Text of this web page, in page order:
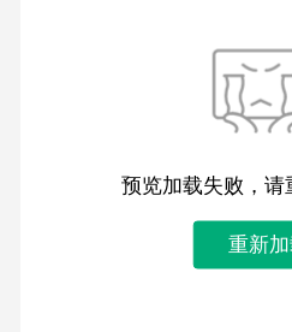
预览加载失败，请
重新